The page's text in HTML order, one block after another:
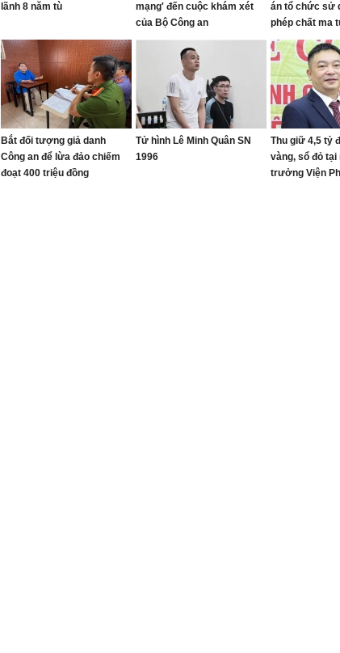
lãnh 8 năm tù
mạng' đến cuộc khám xét
của Bộ Công an
án tổ chức sử
phép chất ma
Bắt đối tượng giả danh
Công an để lừa đảo chiếm
đoạt 400 triệu đồng
Tử hình Lê Minh Quân SN
1996
Thu giữ 4,5 tỷ
vàng, sổ đỏ
trưởng Viện